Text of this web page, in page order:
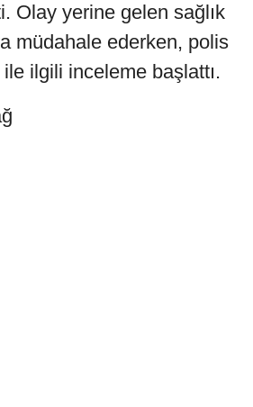
Olay yerine gelen sağlık
müdahale ederken, polis
ilgili inceleme başlattı.